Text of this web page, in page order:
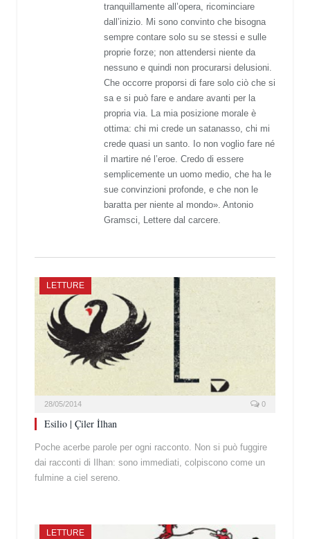
tranquillamente all’opera, ricominciare
dall’inizio. Mi sono convinto che bisogna
sempre contare solo su se stessi e sulle
proprie forze; non attendersi niente da
nessuno e quindi non procurarsi delusioni.
Che occorre proporsi di fare solo ciò che si
sa e si può fare e andare avanti per la
propria via. La mia posizione morale è
ottima: chi mi crede un satanasso, chi mi
crede quasi un santo. Io non voglio fare né
il martire né l’eroe. Credo di essere
semplicemente un uomo medio, che ha le
sue convinzioni profonde, e che non le
baratta per niente al mondo». Antonio
Gramsci, Lettere dal carcere.
LETTURE
28/05/2014 0
Esilio | Çiler İlhan
Poche acerbe parole per ogni racconto. Non si può fuggire
dai racconti di Ilhan: sono immediati, colpiscono come un
fulmine a ciel sereno.
LETTURE